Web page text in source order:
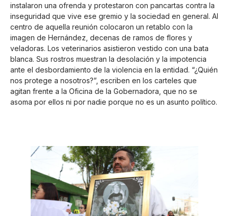
instalaron una ofrenda y protestaron con pancartas contra la
inseguridad que vive ese gremio y la sociedad en general. Al
centro de aquella reunión colocaron un retablo con la
imagen de Hernández, decenas de ramos de flores y
veladoras. Los veterinarios asistieron vestido con una bata
blanca. Sus rostros muestran la desolación y la impotencia
ante el desbordamiento de la violencia en la entidad. “¿Quién
nos protege a nosotros?”, escriben en los carteles que
agitan frente a la Oficina de la Gobernadora, que no se
asoma por ellos ni por nadie porque no es un asunto político.